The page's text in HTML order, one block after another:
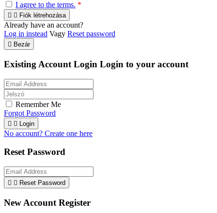
I agree to the terms. *
  Fiók létrehozása
Already have an account?
Log in instead Vagy Reset password
 Bezár
Existing Account Login Login to your account
Remember Me
Forgot Password
  Login
No account? Create one here
Reset Password
  Reset Password
New Account Register